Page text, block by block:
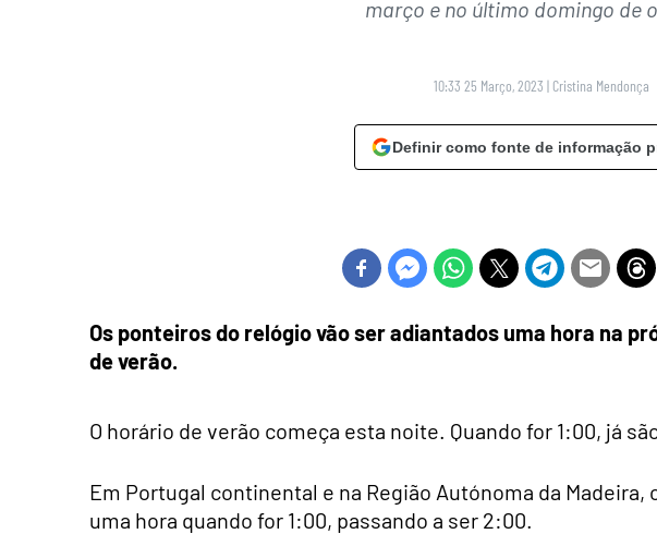
março e no último domingo de
10:33 25 Março, 2023 | Cristina Mendonça
Definir como fonte de informação
Os ponteiros do relógio vão ser adiantados uma hora na
de verão.
O horário de verão começa esta noite. Quando for 1:00, já
Em Portugal continental e na Região Autónoma da
uma hora quando for 1:00, passando a ser 2:00.